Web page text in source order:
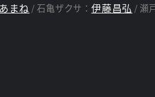
まね 石亀ザクサ： 伊藤昌弘 瀬